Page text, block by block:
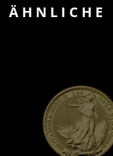
ÄHNLICHE